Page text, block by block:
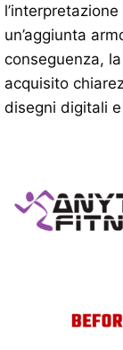
un’aggiunta
conseguenza,
acquisito
disegni digitali